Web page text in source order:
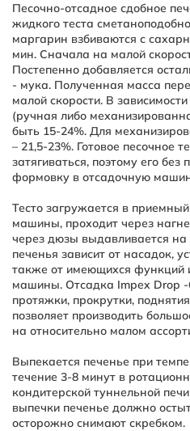
Песочно-отсадное сдобное
жидкого теста
маргарин взбиваются с
мин. Сначала на малой
Постепенно добавляется
- мука. Полученная масса
малой скорости. В
(ручная либо
быть 15-24%. Для
– 21,5-23%. Готовое песочное
затягиваться, поэтому его
формовку в отсадочную
Тесто загружается в
машины, проходит через
через дюзы выдавливается
печенья зависит от насадок,
также от имеющихся функций
машины. Отсадка Impex Drop
протяжки, прокрутки,
позволяет производить
на относительно малом
Выпекается печенье при
течение 3-8 минут в
кондитерской туннельной
выпечки печенье должно
осторожно снимают скребком.